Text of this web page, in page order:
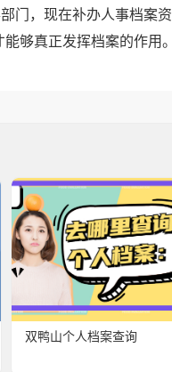
门，现在补办人事档案
够真正发挥档案的作用
双鸭山个人档案查询